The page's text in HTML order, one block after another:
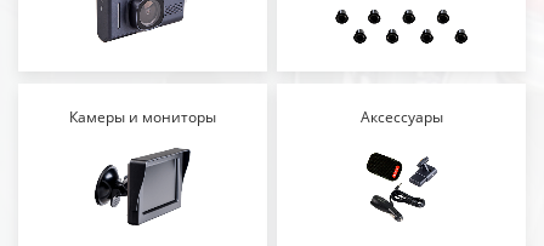
Камеры и мониторы Аксессуары